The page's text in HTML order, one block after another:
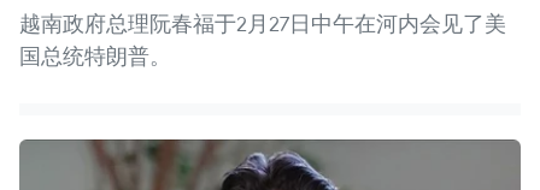
越南政府总理阮春福于2月27日中午在河内会见了美
国总统特朗普。